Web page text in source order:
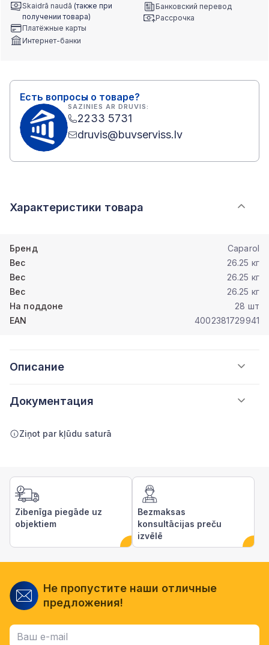
Skaidrā naudā (также при
получении товара)
Платёжные карты
Интернет-банки
Банковский перевод
Рассрочка
Есть вопросы о товаре?
SAZINIES AR DRUVIS:
2233 5731
druvis@buvserviss.lv
Характеристики товара
Бренд
Caparol
Вес
26.25 кг
Вес
26.25 кг
Вес
26.25 кг
На поддоне
28 шт
EAN
4002381729941
Описание
Документация
Ziņot par kļūdu saturā
Zibenīga piegāde uz
objektiem
Bezmaksas
konsultācijas preču
izvēlē
Не пропустите наши отличные
предложения!